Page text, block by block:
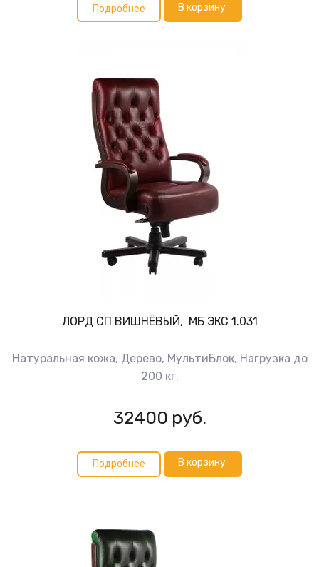
Подробнее В корзину
ЛОРД СП ВИШНЁВЫЙ, МБ ЭКС 1.031
Натуральная кожа, Дерево, МультиБлок, Нагрузка до
200 кг.
32400 руб.
Подробнее В корзину